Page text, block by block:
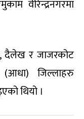
वीरेन्द्रनगरमा
दैलेख र जाजरकोट
जिल्लाहरु
थियो ।